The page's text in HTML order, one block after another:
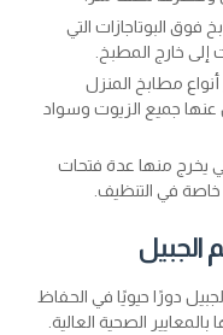
فوق البوتاجازات التي
خارج المطبخ.
مطابخ المنزل
عنها جميع الزيوت وسواد
يخرج منها عدة فتحات
خاصة في التنظيف.
دورًا حيويًا في الحفاظ
الصحية العالية.